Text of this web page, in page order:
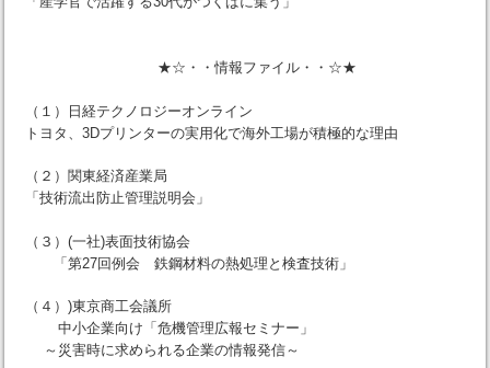
★☆・・情報ファイル・・☆★
（１）日経テクノロジーオンライン
トヨタ、3Dプリンターの実用化で海外工場が積極的な理由
（２）関東経済産業局
「技術流出防止管理説明会」
（３）(一社)表面技術協会
「第27回例会 鉄鋼材料の熱処理と検査技術」
（４）)東京商工会議所
中小企業向け「危機管理広報セミナー」
～災害時に求められる企業の情報発信～